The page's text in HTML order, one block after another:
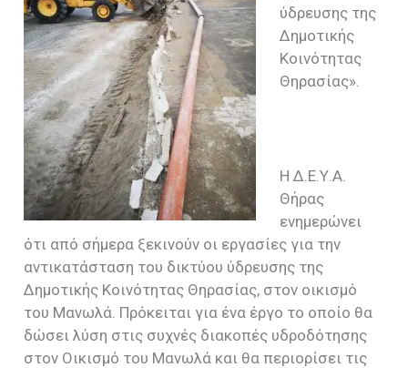
ύδρευσης της
Δημοτικής
Κοινότητας
Θηρασίας».
Η Δ.Ε.Υ.Α.
Θήρας
ενημερώνει
ότι από σήμερα ξεκινούν οι εργασίες για την
αντικατάσταση του δικτύου ύδρευσης της
Δημοτικής Κοινότητας Θηρασίας, στον οικισμό
του Μανωλά. Πρόκειται για ένα έργο το οποίο θα
δώσει λύση στις συχνές διακοπές υδροδότησης
στον Οικισμό του Μανωλά και θα περιορίσει τις